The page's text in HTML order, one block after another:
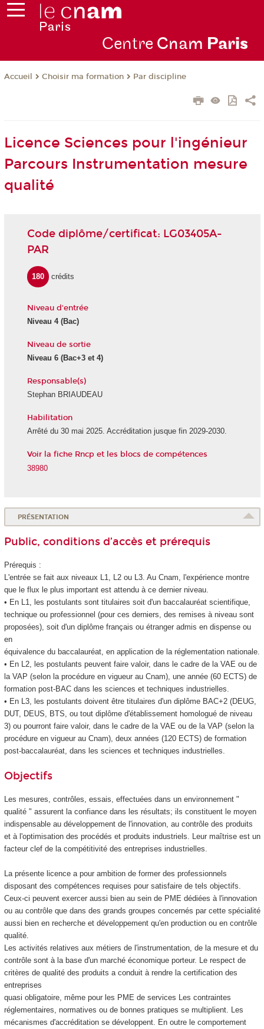
Centre Cnam Paris
Accueil Choisir ma formation Par discipline
Licence Sciences pour l'ingénieur
Parcours Instrumentation mesure
qualité
Code diplôme/certificat: LG03405A-
PAR
180 crédits
Niveau d'entrée
Niveau 4(Bac)
Niveau de sortie
Niveau 6(Bac+3 et 4)
Responsable(s)
Stephan BRIAUDEAU
Habilitation
Arrêté du 30 mai 2025. Accréditation jusque fin 2029-2030.
Voir la fiche Rncp et les blocs de compétences
38980
PRÉSENTATION
Public, conditions d’accès et prérequis
Prérequis :
L'entrée se fait aux niveaux L1, L2 ou L3. Au Cnam, l'expérience montre
que le flux le plus important est attendu à ce dernier niveau.
• En L1, les postulants sont titulaires soit d'un baccalauréat scientifique,
technique ou professionnel (pour ces derniers, des remises à niveau sont
proposées), soit d'un diplôme français ou étranger admis en dispense ou
en
équivalence du baccalauréat, en application de la réglementation nationale.
• En L2, les postulants peuvent faire valoir, dans le cadre de la VAE ou de
la VAP (selon la procédure en vigueur au Cnam), une année (60 ECTS) de
formation post-BAC dans les sciences et techniques industrielles.
• En L3, les postulants doivent être titulaires d'un diplôme BAC+2 (DEUG,
DUT, DEUS, BTS, ou tout diplôme d'établissementhomologué de niveau
3) ou pourront faire valoir, dans le cadre de la VAE ou de la VAP (selon la
procédure en vigueur au Cnam), deux années (120 ECTS) de formation
post-baccalauréat, dans les sciences et techniques industrielles.
Objectifs
Les mesures, contrôles, essais, effectuées dans un environnement "
qualité " assurent la confiance dans les résultats; ils constituent le moyen
indispensable au développement de l'innovation, au contrôle des produits
et à l'optimisation des procédés et produits industriels. Leur maîtrise est un
facteur clef de la compétitivité des entreprises industrielles.
La présente licence a pour ambition de former des professionnels
disposant des compétences requises pour satisfaire de tels objectifs.
Ceux-ci peuvent exercer aussi bien au sein de PME dédiées à l'innovation
ou au contrôle que dans des grands groupes concernés par cette spécialité
aussi bien en recherche et développement qu'en production ou en contrôle
qualité.
Les activités relatives aux métiers de l'instrumentation, de la mesure et du
contrôle sont à la base d'un marché économique porteur. Le respect de
critères de qualité des produits a conduit à rendre la certification des
entreprises
quasi obligatoire, même pour les PME de services Les contraintes
réglementaires, normatives ou de bonnes pratiques se multiplient. Les
mécanismes d'accréditation se développent. En outre le comportement